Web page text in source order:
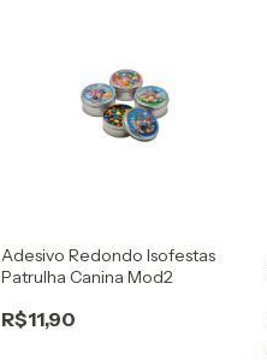
Adesivo Redondo Isofestas
Patrulha Canina Mod2
R$11,90